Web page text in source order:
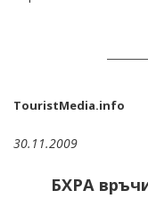
TouristMedia.info
30.11.2009
БХРА